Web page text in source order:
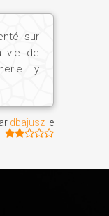
La Flûte
avez très
et sa
le plus
sur
vie de
y
dbajusz le